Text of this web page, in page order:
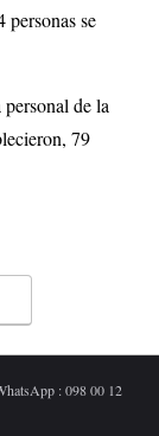
se
de la
79
: 098 00 12